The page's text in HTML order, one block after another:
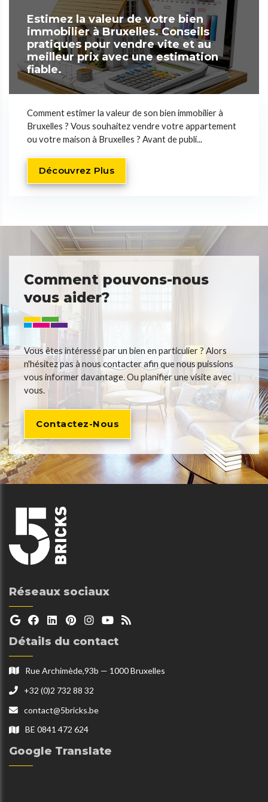
Estimez la valeur de votre bien
immobilier à Bruxelles. Conseils
pratiques pour vendre vite et au
meilleur prix avec une estimation
fiable.
Comment estimer la valeur de son bien immobilier à
Bruxelles ? Vous souhaitez vendre votre appartement
ou votre maison à Bruxelles ? Avant de publi...
Découvrez Plus
Comment pouvons-nous
vous aider?
Vous êtes intéressé par un bien en particulier ? Alors
n'hésitez pas à nous contacter afin que nous puissions
vous informer davantage. Ou planifier une visite avec
vous.
Contactez-Nous
Réseaux sociaux
Détails du contact
Rue Archimède,93b — 1000 Bruxelles
+32 (0)2 732 88 32
contact@5bricks.be
BE 0841 472 624
Google Translate